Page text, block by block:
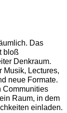
Das
bloß
Denkraum.
Musik, Lectures,
neue Formate.
Communities
Raum, in dem
einladen.